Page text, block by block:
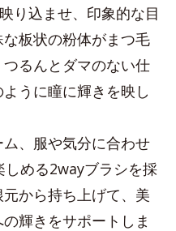
り込ませ、印象的な目
板状の粉体がまつ毛
るんとダマのない仕
うに瞳に輝きを映し
、服や気分に合わせ
める2wayブラシを採
から持ち上げて、美
輝きをサポートしま